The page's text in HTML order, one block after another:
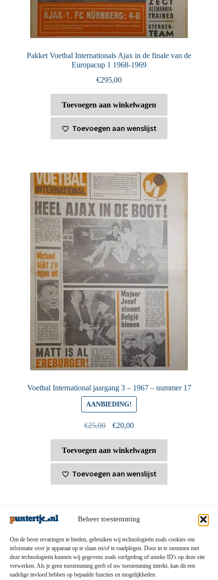
Beheer toestemming
Om de beste ervaringen te bieden, gebruiken wij technologieën zoals cookies om
informatie over je apparaat op te slaan en/of te raadplegen. Door in te stemmen met
deze technologieën kunnen wij gegevens zoals surfgedrag of unieke ID's op deze site
verwerken. Als je geen toestemming geeft of uw toestemming intrekt, kan dit een
nadelige invloed hebben op bepaalde functies en mogelijkheden.
Pakket Voetbal Internationals Ajax in de finale van de
Europacup 1 1968-1969
€295,00
Toevoegen aan winkelwagen
Toevoegen aan wenslijst
Voetbal International jaargang 3 – 1967 – nummer 17
AANBIEDING!
€25,00
Oorspronkelijke
was:
€25,00.
€20,00Huidige
is:
€20,00.
Toevoegen aan winkelwagen
Toevoegen aan wenslijst
Privacybeleid-Verzending en retouren-Algemene
voorwaarden-Disclaimert-Betaalmethoden-Over ons